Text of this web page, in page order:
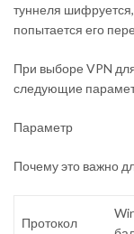
туннеля
попытается его
При выборе VPN
следующие
Параметр
Почему это важно
Протокол